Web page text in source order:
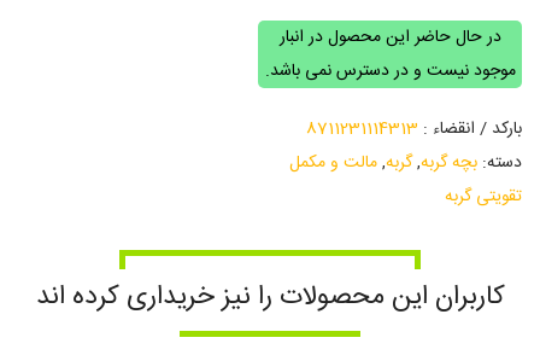
در حال حاضر این محصول در انبار
موجود نیست و در دسترس نمی باشد.
بارکد / انقضاء : 8711231114313
دسته:بچه گربه,گربه,مالت و مکمل
تقویتی گربه
کاربران این محصولات را نیز خریداری کرده اند